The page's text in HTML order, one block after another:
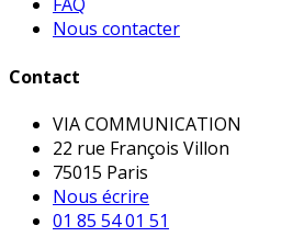
Nous contacter
Contact
VIA COMMUNICATION
22 rue François Villon
75015 Paris
Nous écrire
01 85 54 01 51